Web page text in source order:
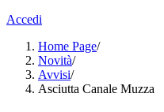
Accedi
Home Page/
Novità/
Avvisi/
Asciutta Canale Muzza